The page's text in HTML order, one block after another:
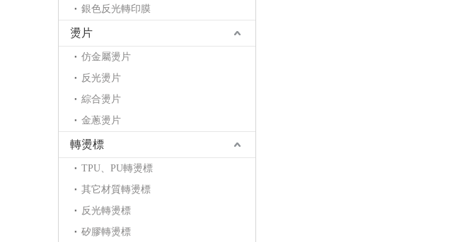
銀色反光轉印膜
燙片
仿金屬燙片
反光燙片
綜合燙片
金蔥燙片
轉燙標
TPU、PU轉燙標
其它材質轉燙標
反光轉燙標
矽膠轉燙標